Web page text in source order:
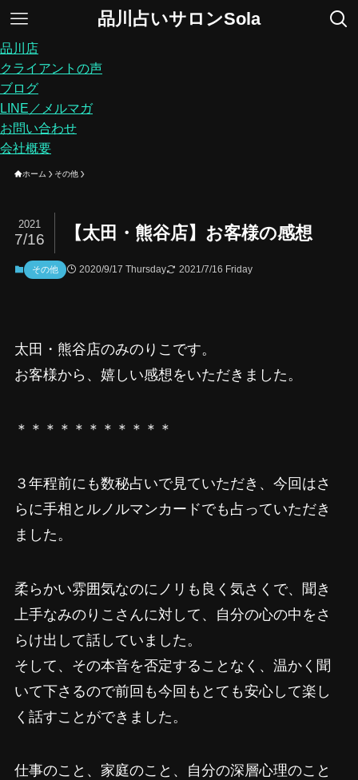
品川占いサロンSola
品川店
クライアントの声
ブログ
LINE／メルマガ
お問い合わせ
会社概要
ホーム その他
【太田・熊谷店】お客様の感想
2021
7/16
その他 2020/9/17 Thursday 2021/7/16 Friday
太田・熊谷店のみのりこです。
お客様から、嬉しい感想をいただきました。
＊＊＊＊＊＊＊＊＊＊＊
３年程前にも数秘占いで見ていただき、今回はさ
らに手相とルノルマンカードでも占っていただき
ました。
柔らかい雰囲気なのにノリも良く気さくで、聞き
上手なみのりこさんに対して、自分の心の中をさ
らけ出して話していました。
そして、その本音を否定することなく、温かく聞
いて下さるので前回も今回もとても安心して楽し
く話すことができました。
仕事のこと、家庭のこと、自分の深層心理のこと